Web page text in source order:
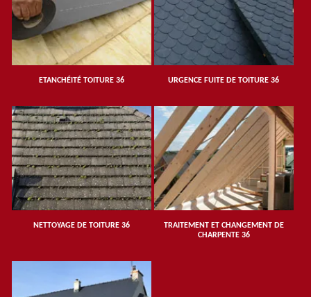
ETANCHÉITÉ TOITURE 36 URGENCE FUITE DE TOITURE 36
NETTOYAGE DE TOITURE 36
TRAITEMENT ET CHANGEMENT DE
CHARPENTE 36